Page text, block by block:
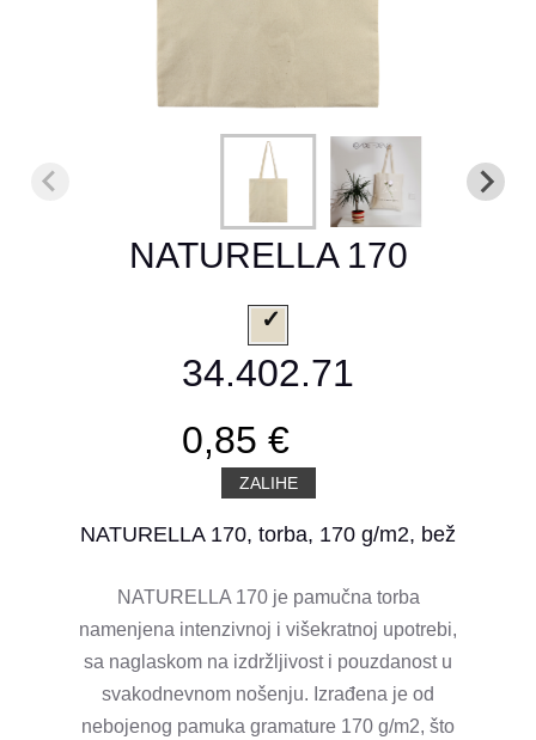
NATURELLA 170
34.402.71
0,85 €
ZALIHE
NATURELLA 170, torba, 170 g/m2, bež
NATURELLA 170 je pamučna torba
namenjena intenzivnoj i višekratnoj upotrebi,
sa naglaskom na izdržljivost i pouzdanost u
svakodnevnom nošenju. Izrađena je od
nebojenog pamuka gramature 170 g/m2, što